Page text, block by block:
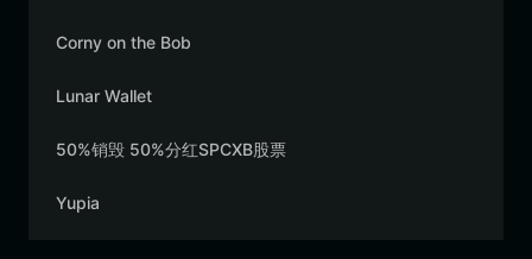
Corny on the Bob
Lunar Wallet
50%销毁 50%分红SPCXB股票
Yupia